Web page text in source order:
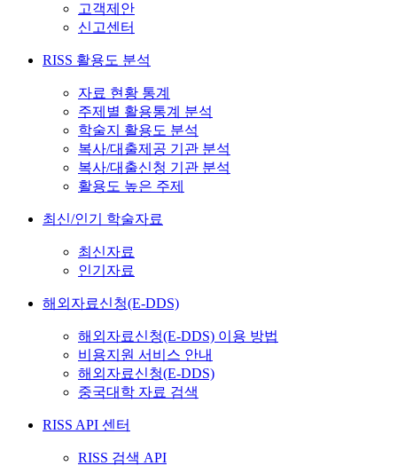
고객제안
신고센터
RISS 활용도 분석
자료 현황 통계
주제별 활용통계 분석
학술지 활용도 분석
복사/대출제공 기관 분석
복사/대출신청 기관 분석
활용도 높은 주제
최신/인기 학술자료
최신자료
인기자료
해외자료신청(E-DDS)
해외자료신청(E-DDS) 이용 방법
비용지원 서비스 안내
해외자료신청(E-DDS)
중국대학 자료 검색
RISS API 센터
RISS 검색 API